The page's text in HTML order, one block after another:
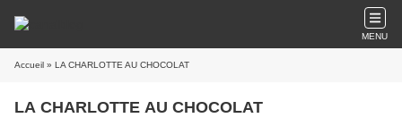
MENU
Accueil » LA CHARLOTTE AU CHOCOLAT
LA CHARLOTTE AU CHOCOLAT